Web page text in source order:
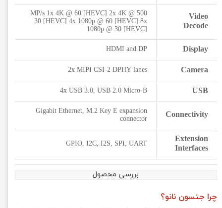
Video
Decode
500 MP/s 1x 4K @ 60 [HEVC] 2x 4K @
30 [HEVC] 4x 1080p @ 60 [HEVC] 8x
1080p @ 30 [HEVC]
Display
HDMI and DP
Camera
2x MIPI CSI-2 DPHY lanes
USB
4x USB 3.0, USB 2.0 Micro-B
Connectivity
Gigabit Ethernet, M.2 Key E expansion
connector
Extension
Interfaces
GPIO, I2C, I2S, SPI, UART
بررسی محصول
چرا جتسون نانو؟